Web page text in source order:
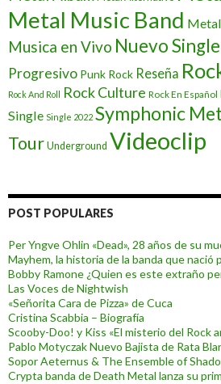
Metal Music Band
Musica en Vivo Nuevo Single
Progresivo Punk Rock Reseña
Rock And Roll Rock Culture Rock En Español
Single Single 2022 Symphonic
Tour Underground Videoclip
POST POPULARES
Per Yngve Ohlin «Dead», 28 años de su
Mayhem, la historia de la banda que nació
Bobby Ramone ¿Quien es este extraño
Las Voces de Nightwish
«Señorita Cara de Pizza» de Cuca
Cristina Scabbia – Biografía
Scooby-Doo! y Kiss «El misterio del Rock
Pablo Motyczak Nuevo Bajista de Rata
Sopor Aeternus & The Ensemble of
Crypta banda de Death Metal lanza su